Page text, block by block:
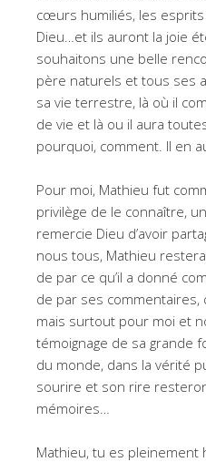
cœurs humiliés, les
Dieu…et ils auront la joie
souhaitons une belle
père naturels et tous ses
sa vie terrestre, là où il
de vie et là ou il aura
pourquoi, comment. Il en
Pour moi, Mathieu fut
privilège de le connaître,
remercie Dieu d’avoir
nous tous, Mathieu
de par ce qu’il a donné
de par ses
mais surtout pour moi et
témoignage de sa grande
du monde, dans la vérité
sourire et son rire
mémoires…
Mathieu, tu es pleinement